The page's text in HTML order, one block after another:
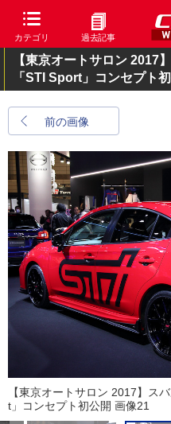
カテゴリ 過去記事
【東京オートサロン 2017
「STI Sport」コンセプト
前の画像
【東京オートサロン 2017】ス
t」コンセプト初公開 画像21